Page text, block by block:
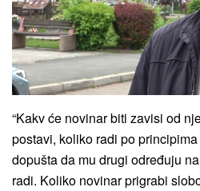
“Kakv će novinar biti zavisi od
postavi, koliko radi po
dopušta da mu drugi određuju
radi. Koliko novinar prigrabi